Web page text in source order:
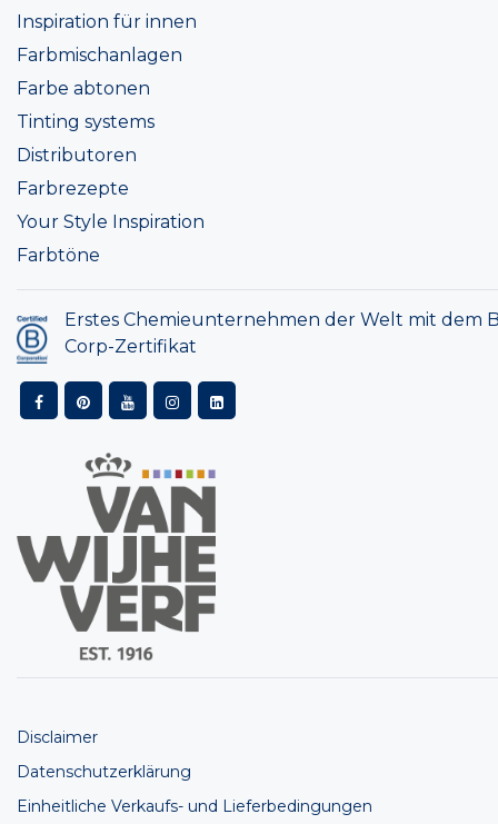
Inspiration für innen
Farbmischanlagen
Farbe abtonen
Tinting systems
Distributoren
Farbrezepte
Your Style Inspiration
Farbtöne
Erstes Chemieunternehmen der Welt mit dem
Corp-Zertifikat
Disclaimer
Datenschutzerklärung
Einheitliche Verkaufs- und Lieferbedingungen